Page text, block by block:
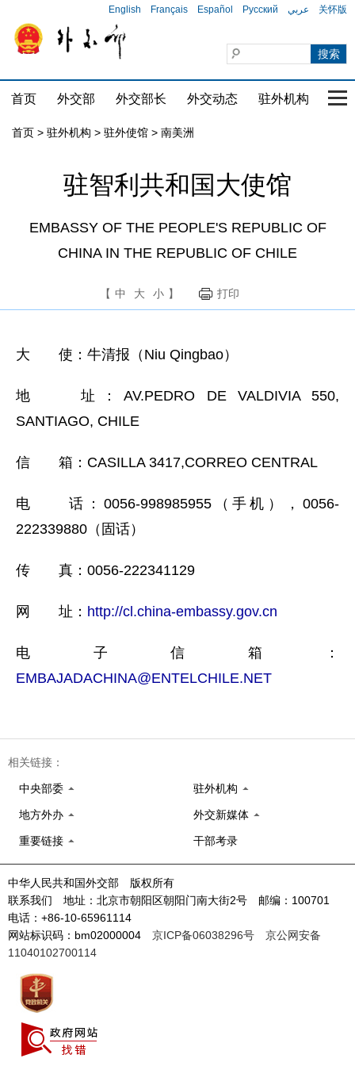
English Français Español Русский عربي 关怀版
首页 外交部 外交部长 外交动态 驻外机构 国
首页 > 驻外机构 > 驻外使馆 > 南美洲
驻智利共和国大使馆
EMBASSY OF THE PEOPLE'S REPUBLIC OF
CHINA IN THE REPUBLIC OF CHILE
【 中 大 小 】 打印
大 使：牛清报（Niu Qingbao）
地 址：AV.PEDRO DE VALDIVIA 550,
SANTIAGO, CHILE
信 箱：CASILLA 3417,CORREO CENTRAL
电 话：0056-998985955（手机），0056-
222339880（固话）
传 真：0056-222341129
网 址： http://cl.china-embassy.gov.cn
电子信箱：
EMBAJADACHINA@ENTELCHILE.NET
相关链接：
中央部委 驻外机构
地方外办 外交新媒体
重要链接 干部考录
中华人民共和国外交部 版权所有
联系我们 地址：北京市朝阳区朝阳门南大街2号 邮编：100701
电话：+86-10-65961114
网站标识码：bm02000004 京ICP备06038296号
京公网安备
11040102700114